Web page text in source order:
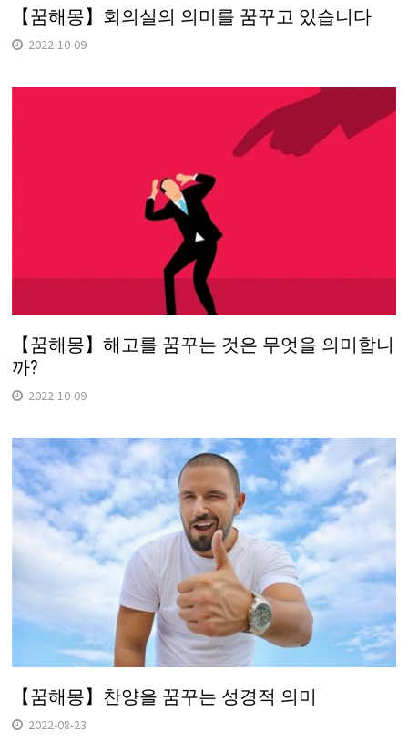
【꿈해몽】회의실의 의미를 꿈꾸고 있습니다
2022-10-09
【꿈해몽】해고를 꿈꾸는 것은 무엇을 의미합니
까?
2022-10-09
【꿈해몽】찬양을 꿈꾸는 성경적 의미
2022-08-23